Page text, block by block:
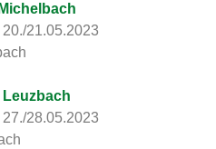
21.05.2023
28.05.2023